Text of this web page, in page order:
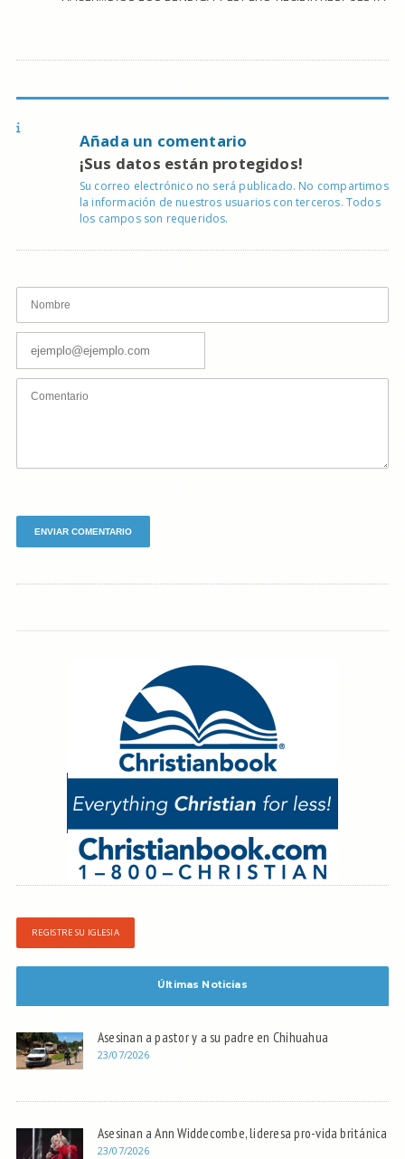
Añada un comentario
¡Sus datos están protegidos!
Su correo electrónico no será publicado. No compartimos
la información de nuestros usuarios con terceros. Todos
los campos son requeridos.
REGISTRE SU IGLESIA
Últimas Noticias
Asesinan a pastor y a su padre en Chihuahua
23/07/2026
Asesinan a Ann Widdecombe, lideresa pro-vida británica
23/07/2026